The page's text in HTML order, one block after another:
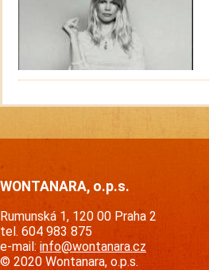
WONTANARA, o.p.s.
Rumunská 1, 120 00 Praha 2
tel. 604 983 875
e-mail: info@wontanara.cz
© 2020 Wontanara, o.p.s.